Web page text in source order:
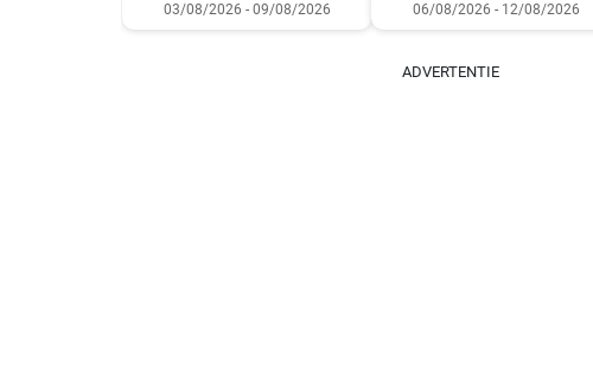
03/08/2026 - 09/08/2026 06/08/2026 - 12/08/2026
ADVERTENTIE